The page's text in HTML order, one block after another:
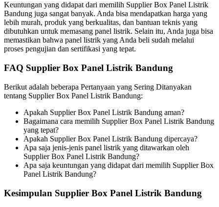
Keuntungan yang didapat dari memilih Supplier Box Panel Listrik
Bandung juga sangat banyak. Anda bisa mendapatkan harga yang
lebih murah, produk yang berkualitas, dan bantuan teknis yang
dibutuhkan untuk memasang panel listrik. Selain itu, Anda juga bisa
memastikan bahwa panel listrik yang Anda beli sudah melalui
proses pengujian dan sertifikasi yang tepat.
FAQ Supplier Box Panel Listrik Bandung
Berikut adalah beberapa Pertanyaan yang Sering Ditanyakan
tentang Supplier Box Panel Listrik Bandung:
Apakah Supplier Box Panel Listrik Bandung aman?
Bagaimana cara memilih Supplier Box Panel Listrik Bandung
yang tepat?
Apakah Supplier Box Panel Listrik Bandung dipercaya?
Apa saja jenis-jenis panel listrik yang ditawarkan oleh
Supplier Box Panel Listrik Bandung?
Apa saja keuntungan yang didapat dari memilih Supplier Box
Panel Listrik Bandung?
Kesimpulan Supplier Box Panel Listrik Bandung